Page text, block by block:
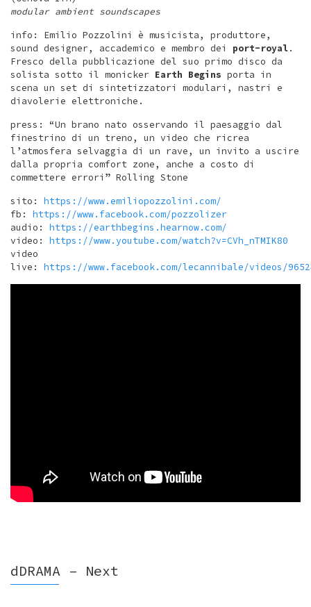
modular ambient soundscapes
info: Emilio Pozzolini è musicista, produttore,
sound designer, accademico e membro dei port-royal.
Fresco della pubblicazione del suo primo disco da
solista sotto il monicker Earth Begins porta in
scena un set di sintetizzatori modulari, nastri e
diavolerie elettroniche.
press: “Un brano nato osservando il paesaggio dal
finestrino di un treno, un video che ricrea
l’atmosfera selvaggia di un rave, un invito a uscire
dalla propria comfort zone, anche a costo di
commettere errori” Rolling Stone
sito: https://www.emiliopozzolini.com/
fb: https://www.facebook.com/pozzolizer
audio: https://earthbegins.hearnow.com/
video: https://www.youtube.com/watch?v=CVh_nTMIK80
video
live: https://www.facebook.com/lecannibale/videos/
dDRAMA – Next